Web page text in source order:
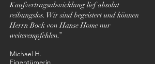
Kaufvertragsabwicklung lief absolut
reibungslos. Wir sind begeistert und können
Herrn Bock von Hanse Home nur
weiterempfehlen.”
Michael H.
Eigentümerin